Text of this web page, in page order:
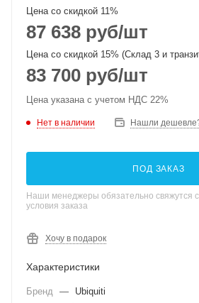
Цена со скидкой 11%
87 638 руб/шт
Цена со скидкой 15% (Склад 3 и
83 700 руб/шт
Цена указана с учетом НДС 22%
Нет в наличии Нашли
ПОД ЗАКАЗ
Наши менеджеры обязательно свяжутся
условия заказа
Хочу в подарок
Характеристики
Бренд —
Ubiquiti